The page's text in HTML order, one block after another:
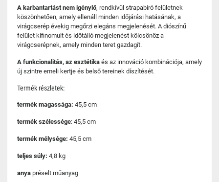
A karbantartást nem igénylő, rendkívül strapabíró felületnek
köszönhetően, amely ellenáll minden időjárási hatásának, a
virágcserép évekig megőrzi elegáns megjelenését. A diószínű
felület kifinomult és időtálló megjelenést kölcsönöz a
virágcserépnek, amely minden teret gazdagít.
A funkcionalitás, az esztétika és az innováció kombinációja, amely
új szintre emeli kertje és belső tereinek díszítését.
Termék részletek:
termék magassága: 45,5 cm
termék szélessége: 45,5 cm
termék mélysége: 45,5 cm
teljes súly: 4,8 kg
anya préselt műanyag